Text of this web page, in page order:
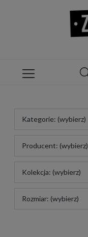
Kategorie: (wybierz)
Producent: (wybierz)
Kolekcja: (wybierz)
Rozmiar: (wybierz)